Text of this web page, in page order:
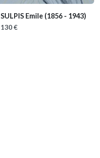
SULPIS Emile (1856 - 1943)
130 €